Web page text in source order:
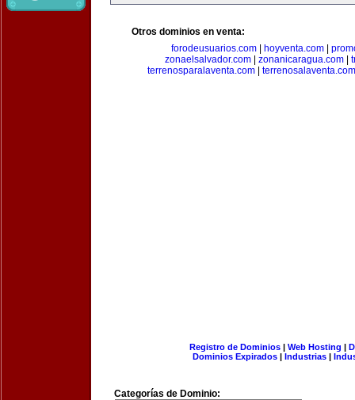
Otros dominios en venta:
forodeusuarios.com
hoyventa.com
zonaelsalvador.com| zonanicaragua.com|
terrenosparalaventa.com
terrenosalaventa.com
Registro de Dominios| Web Hosting |
Dominios Expirados | Industrias |
Categorías de Dominio: